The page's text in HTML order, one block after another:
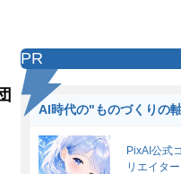
PR
AI時代の"ものづくりの
PixAI公式
リエイタ